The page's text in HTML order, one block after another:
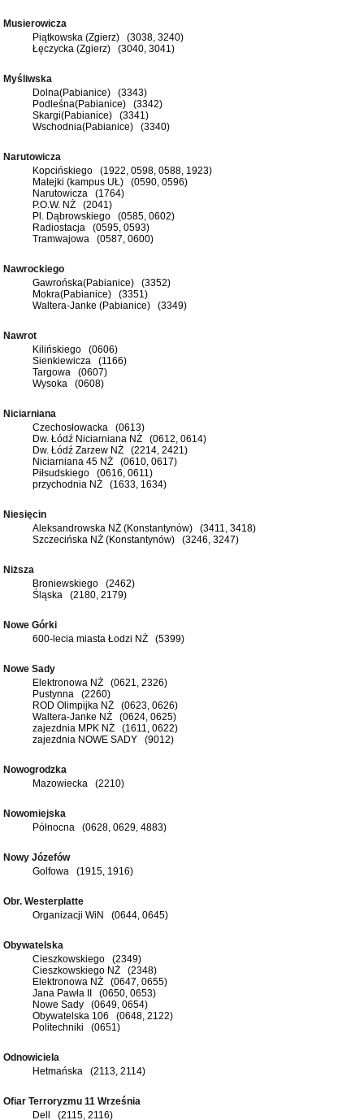
Musierowicza
Piątkowska (Zgierz) (3038, 3240)
Łęczycka (Zgierz) (3040, 3041)
Myśliwska
Dolna(Pabianice) (3343)
Podleśna(Pabianice) (3342)
Skargi(Pabianice) (3341)
Wschodnia(Pabianice) (3340)
Narutowicza
Kopcińskiego (1922, 0598, 0588, 1923)
Matejki (kampus UŁ) (0590, 0596)
Narutowicza (1764)
P.O.W. NŻ (2041)
Pl. Dąbrowskiego (0585, 0602)
Radiostacja (0595, 0593)
Tramwajowa (0587, 0600)
Nawrockiego
Gawrońska(Pabianice) (3352)
Mokra(Pabianice) (3351)
Waltera-Janke (Pabianice) (3349)
Nawrot
Kilińskiego (0606)
Sienkiewicza (1166)
Targowa (0607)
Wysoka (0608)
Niciarniana
Czechosłowacka (0613)
Dw. Łódź Niciarniana NŻ (0612, 0614)
Dw. Łódź Zarzew NŻ (2214, 2421)
Niciarniana 45 NŻ (0610, 0617)
Piłsudskiego (0616, 0611)
przychodnia NŻ (1633, 1634)
Niesięcin
Aleksandrowska NŻ (Konstantynów) (3411, 3418)
Szczecińska NŻ (Konstantynów) (3246, 3247)
Niższa
Broniewskiego (2462)
Śląska (2180, 2179)
Nowe Górki
600-lecia miasta Łodzi NŻ (5399)
Nowe Sady
Elektronowa NŻ (0621, 2326)
Pustynna (2260)
ROD Olimpijka NŻ (0623, 0626)
Waltera-Janke NŻ (0624, 0625)
zajezdnia MPK NŻ (1611, 0622)
zajezdnia NOWE SADY (9012)
Nowogrodzka
Mazowiecka (2210)
Nowomiejska
Północna (0628, 0629, 4883)
Nowy Józefów
Golfowa (1915, 1916)
Obr. Westerplatte
Organizacji WiN (0644, 0645)
Obywatelska
Cieszkowskiego (2349)
Cieszkowskiego NŻ (2348)
Elektronowa NŻ (0647, 0655)
Jana Pawła II (0650, 0653)
Nowe Sady (0649, 0654)
Obywatelska 106 (0648, 2122)
Politechniki (0651)
Odnowiciela
Hetmańska (2113, 2114)
Ofiar Terroryzmu 11 Września
Dell (2115, 2116)